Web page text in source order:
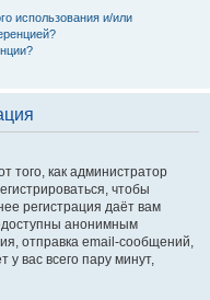
использования и/или
того, как администратор
чтобы
регистрация даёт вам
анонимным
отправка email-сообщений,
у вас всего пару минут,